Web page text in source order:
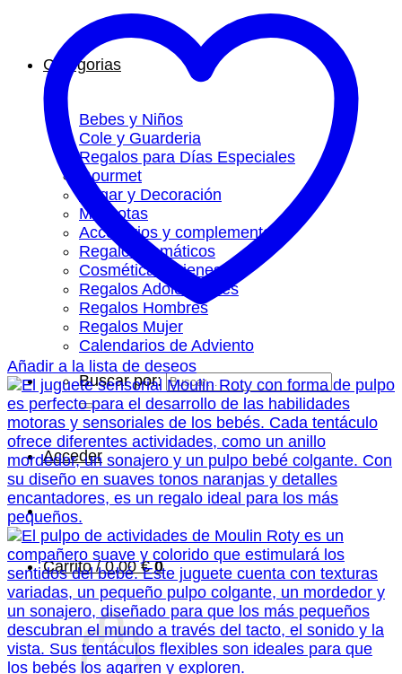
Categorias
Bebes y Niños
Cole y Guarderia
Regalos para Días Especiales
Gourmet
Hogar y Decoración
Mascotas
Accesorios y complementos
Regalos Temáticos
Cosmética y Bienestar
Regalos Adolescentes
Regalos Hombres
Regalos Mujer
Calendarios de Adviento
Buscar por:
Acceder
Carrito /0,00€ 0
Añadir a la lista de deseos